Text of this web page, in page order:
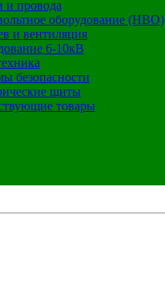
и провода
оборудование (НВО)
и вентиляция
6-10кВ
безопасности
щиты
товары